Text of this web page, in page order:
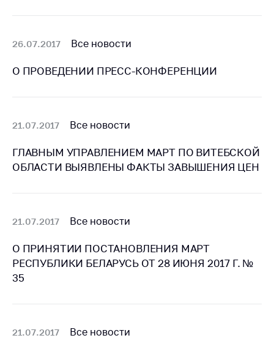
государственный
орган
Важное на сайте
Ценообразование
средства, изделия
медицинского
Решение Комиссии
факта нарушения
(отсутствия)
Предостережения и
26.07.2017 Все новости
О ПРОВЕДЕНИИ ПРЕСС-КОНФЕРЕНЦИИ
21.07.2017 Все новости
ГЛАВНЫМ УПРАВЛЕНИЕМ МАРТ ПО ВИТЕБСКОЙ
ОБЛАСТИ ВЫЯВЛЕНЫ ФАКТЫ ЗАВЫШЕНИЯ ЦЕН
21.07.2017 Все новости
О ПРИНЯТИИ ПОСТАНОВЛЕНИЯ МАРТ
РЕСПУБЛИКИ БЕЛАРУСЬ ОТ 28 ИЮНЯ 2017 Г. №
35
21.07.2017 Все новости